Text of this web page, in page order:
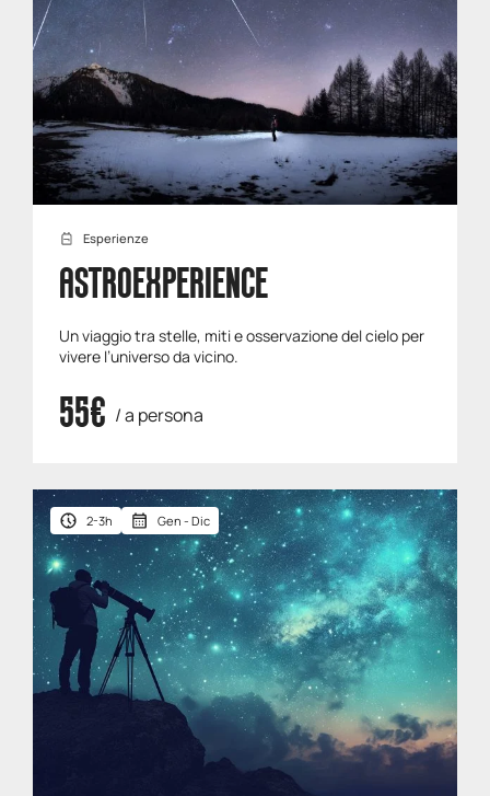
Esperienze
ASTROEXPERIENCE
Un viaggio tra stelle, miti e osservazione del cielo per
vivere l’universo da vicino.
55€ / a persona
2-3h Gen - Dic